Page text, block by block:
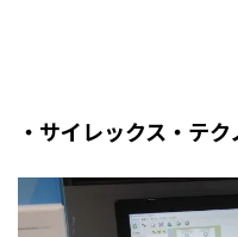
・サイレックス・テ